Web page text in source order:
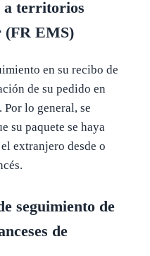
a territorios
(FR EMS)
en su recibo de
de su pedido en
lo general, se
su paquete se haya
extranjero desde o
seguimiento de
de